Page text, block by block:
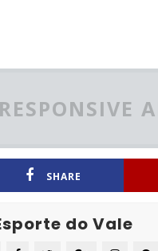
RESPONSIVE
SHARE
do Vale